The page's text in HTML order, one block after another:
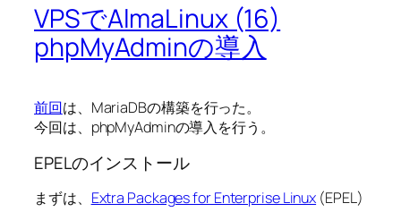
VPSでAlmaLinux (16)
phpMyAdminの導入
前回は、MariaDBの構築を行った。
今回は、phpMyAdminの導入を行う。
EPELのインストール
まずは、 Extra Packages for Enterprise Linux (EPEL)